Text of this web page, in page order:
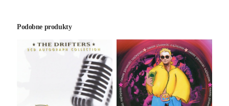
Podobne produkty